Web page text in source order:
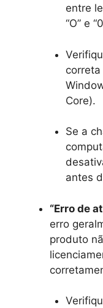
entre
“O” e
Core).
Se a
antes
“Erro de
erro
produto